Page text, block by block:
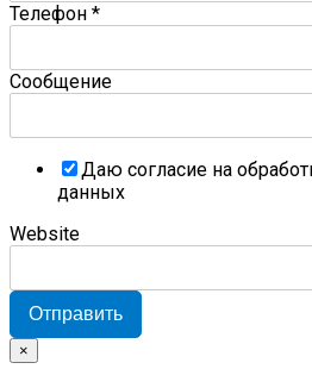
Телефон *
Сообщение
Даю согласие на
данных
Website
Отправить
×